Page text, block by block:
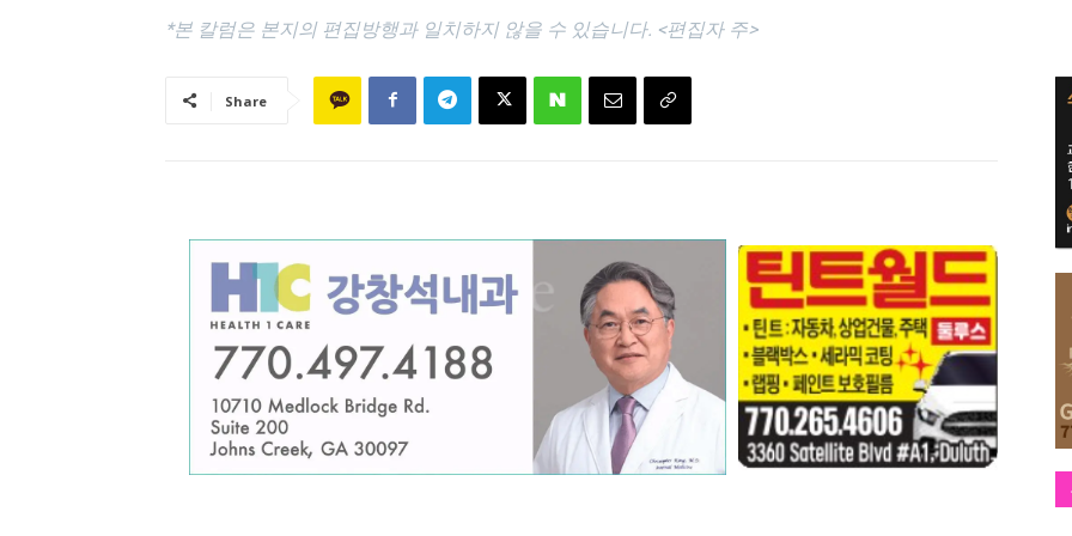
*본 칼럼은 본지의 편집방행과 일치하지 않을 수 있습니다. <편집자 주>
Share